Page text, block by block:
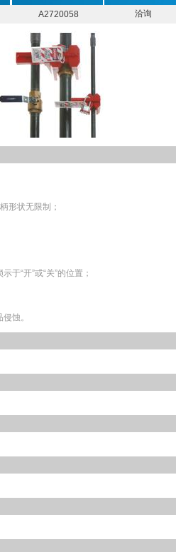
A2720058 洽询
形状无限制；
于“开”或“关”的位置；
蚀。